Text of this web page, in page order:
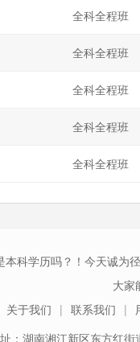
全科全程班
全科全程班
全科全程班
全科全程班
全科全程班
科学历吗？！今天诚为
大家
关于我们
联系我们
：湖南湘江新区东方红